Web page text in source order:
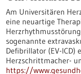
Am Universitären
eine neuartige
sogenannte
Defibrillator (EV-​
Herzschrittmacher-​
https://